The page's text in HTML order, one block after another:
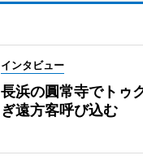
インタビュー
長浜の圓常寺でトゥ
ぎ遠方客呼び込む